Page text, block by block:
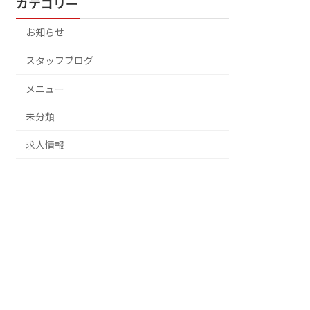
お知らせ
スタッフブログ
メニュー
未分類
求人情報